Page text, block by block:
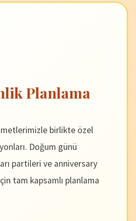
Planlama
birlikte özel
Doğum günü
partileri ve anniversary
tam kapsamlı planlama